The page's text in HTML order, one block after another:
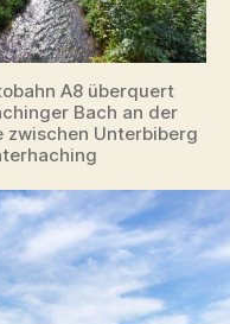
A8 überquert
Bach an der
zwischen Unterbiberg